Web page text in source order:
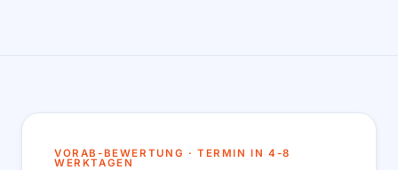
VORAB-BEWERTUNG · TERMIN IN 4-8
WERKTAGEN